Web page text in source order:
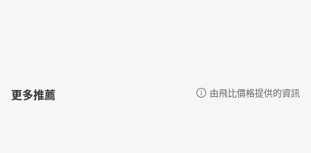
更多推薦 由飛比價格提供的資訊